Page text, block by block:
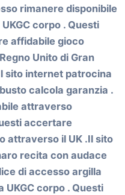
rimanere disponibile
corpo . Questi
affidabile gioco
Unito di Gran
sito internet patrocina
calcola garanzia .
attraverso
accertare
attraverso il UK .Il sito
recita con audace
di accesso argilla
corpo . Questi